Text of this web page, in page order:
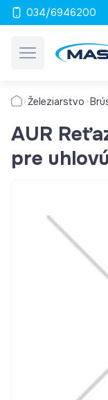
034/6946200
Železiarstvo
AUR
pre